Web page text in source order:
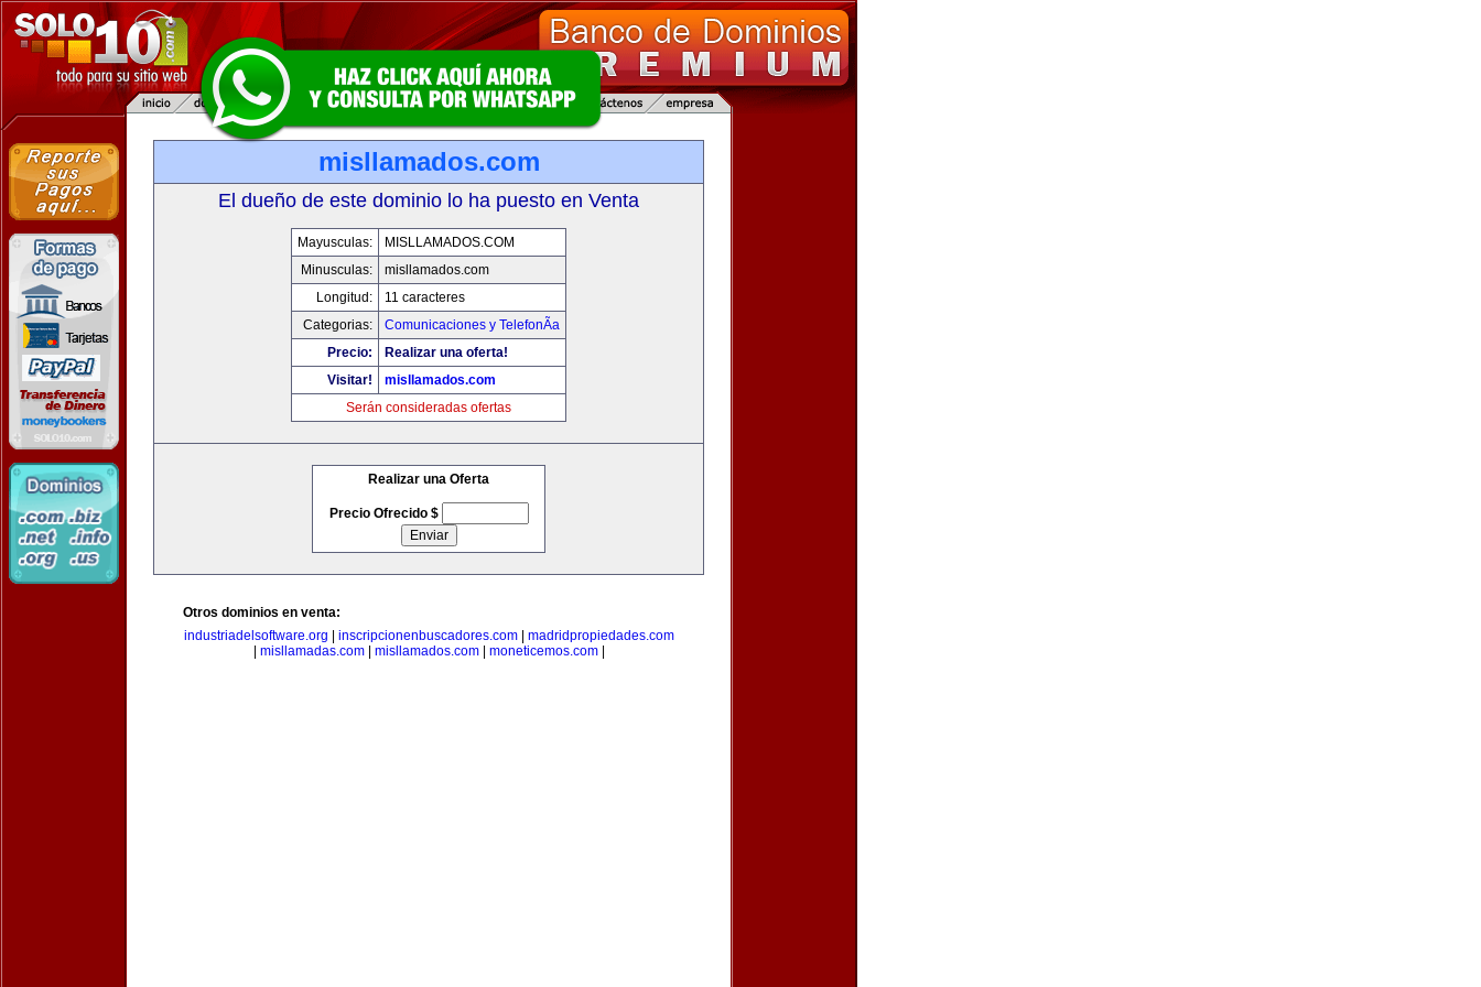
misllamados.com
El dueño de este dominio lo ha puesto en Venta
Mayusculas:
MISLLAMADOS.COM
Minusculas:
misllamados.com
Longitud:
11 caracteres
Categorias:
Comunicaciones y TelefonÃ­a
Precio:
Realizar una oferta!
Visitar!
misllamados.com
Serán consideradas ofertas
Realizar una Oferta
Precio Ofrecido $
Otros dominios en venta:
industriadelsoftware.org
inscripcionenbuscadores.com| madridpropiedades.com
misllamadas.com| misllamados.com| moneticemos.com|